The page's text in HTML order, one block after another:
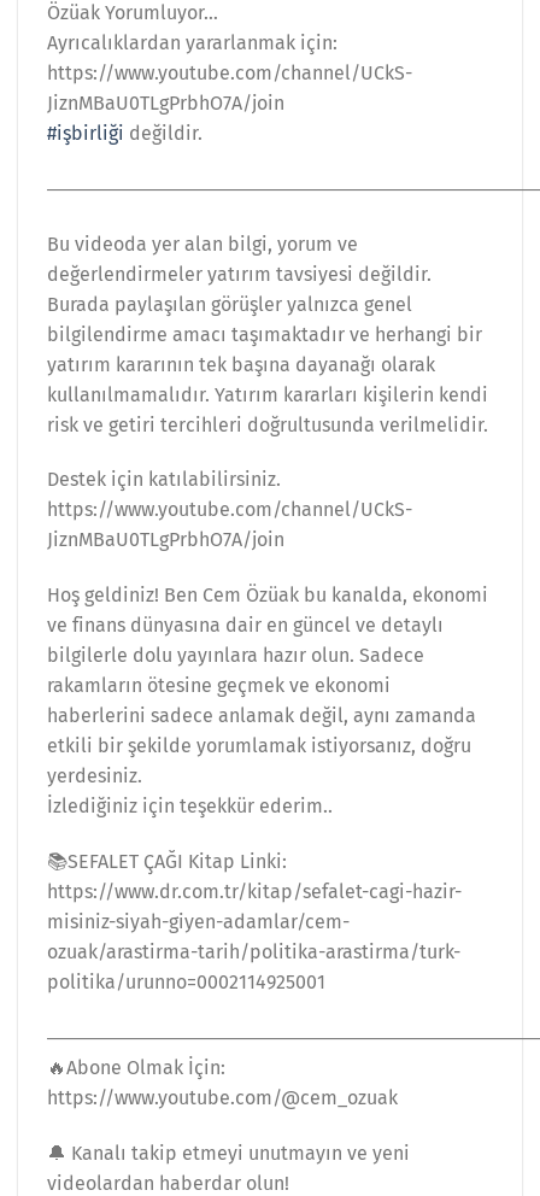
Özüak Yorumluyor…
Ayrıcalıklardan yararlanmak için:
https://www.youtube.com/channel/UCkS-
JiznMBaU0TLgPrbhO7A/join
#işbirliği değildir.
Bu videoda yer alan bilgi, yorum ve
değerlendirmeler yatırım tavsiyesi değildir.
Burada paylaşılan görüşler yalnızca genel
bilgilendirme amacı taşımaktadır ve herhangi bir
yatırım kararının tek başına dayanağı olarak
kullanılmamalıdır. Yatırım kararları kişilerin kendi
risk ve getiri tercihleri doğrultusunda verilmelidir.
Destek için katılabilirsiniz.
https://www.youtube.com/channel/UCkS-
JiznMBaU0TLgPrbhO7A/join
Hoş geldiniz! Ben Cem Özüak bu kanalda, ekonomi
ve finans dünyasına dair en güncel ve detaylı
bilgilerle dolu yayınlara hazır olun. Sadece
rakamların ötesine geçmek ve ekonomi
haberlerini sadece anlamak değil, aynı zamanda
etkili bir şekilde yorumlamak istiyorsanız, doğru
yerdesiniz.
İzlediğiniz için teşekkür ederim..
📚SEFALET ÇAĞI Kitap Linki:
https://www.dr.com.tr/kitap/sefalet-cagi-hazir-
misiniz-siyah-giyen-adamlar/cem-
ozuak/arastirma-tarih/politika-arastirma/turk-
politika/urunno=0002114925001
🔥Abone Olmak İçin:
https://www.youtube.com/@cem_ozuak
🔔 Kanalı takip etmeyi unutmayın ve yeni
videolardan haberdar olun!